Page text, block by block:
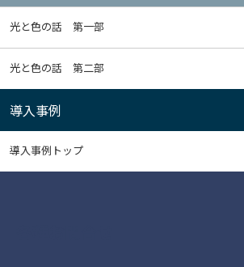
光と色の話 第一部
光と色の話 第二部
導入事例
導入事例トップ